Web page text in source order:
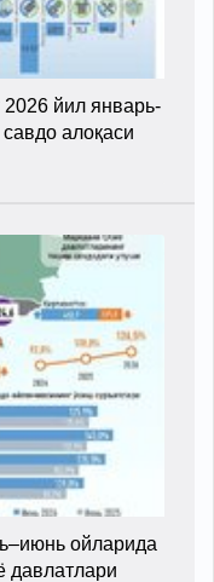
йил январь-
алоқаси
ойларида
давлатлари